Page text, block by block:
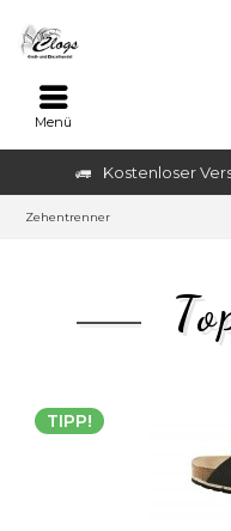
Kostenloser
Menü
Zehentrenner
TIPP!